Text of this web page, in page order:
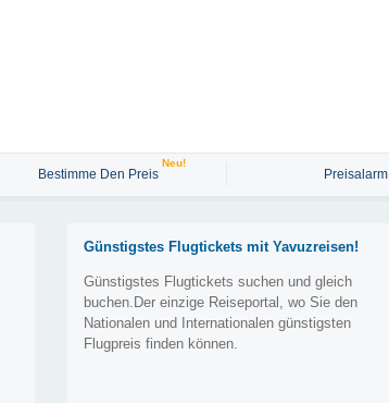
Bestimme Den Preis
Neu!
Preisalarm
Günstigstes Flugtickets mit Yavuzreisen!
Günstigstes Flugtickets suchen und gleich
buchen.Der einzige Reiseportal, wo Sie den
Nationalen und Internationalen günstigsten
Flugpreis finden können.